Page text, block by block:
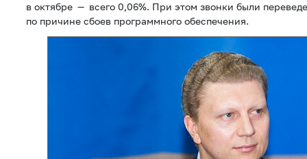
в октябре — всего 0,06%. При этом звонки были
по причине сбоев программного обеспечения.